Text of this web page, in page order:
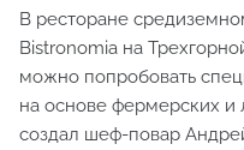
В ресторане
Bistronomia на
можно попробовать
на основе фермерских и
создал шеф-повар